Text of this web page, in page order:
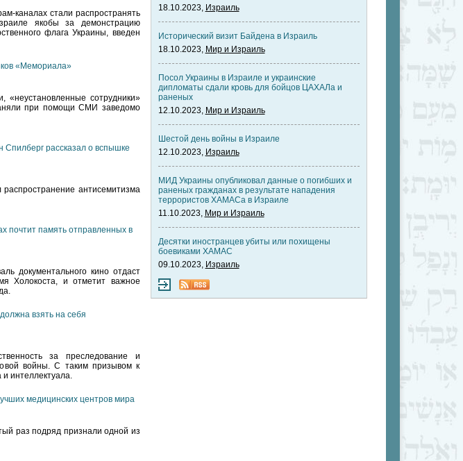
каналах стали распространять
якобы за демонстрацию
флага Украины, введен
«Мемориала»
«неустановленные сотрудники»
при помощи СМИ заведомо
рассказал о вспышке
антисемитизма
почтит память отправленных в
документального кино отдаст
Холокоста, и отметит важное
взять на себя
за преследование и
войны. С таким призывом к
и интеллектуала.
медицинских центров мира
раз подряд признали одной из
18.10.2023, Израиль
Исторический визит Байдена в Израиль
18.10.2023, Мир и Израиль
Посол Украины в Израиле и украинские
дипломаты сдали кровь для бойцов ЦАХАЛа и
раненых
12.10.2023, Мир и Израиль
Шестой день войны в Израиле
12.10.2023, Израиль
МИД Украины опубликовал данные о погибших и
раненых гражданах в результате нападения
террористов ХАМАСа в Израиле
11.10.2023, Мир и Израиль
Десятки иностранцев убиты или похищены
боевиками ХАМАС
09.10.2023, Израиль